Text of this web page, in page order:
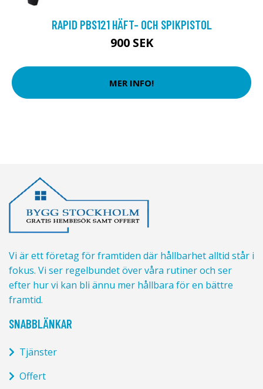
RAPID PBS121 HÄFT- OCH SPIKPISTOL
900 SEK
MER INFO!
Vi är ett företag för framtiden där hållbarhet alltid står i
fokus. Vi ser regelbundet över våra rutiner och ser
efter hur vi kan bli ännu mer hållbara för en bättre
framtid.
SNABBLÄNKAR
Tjänster
Offert